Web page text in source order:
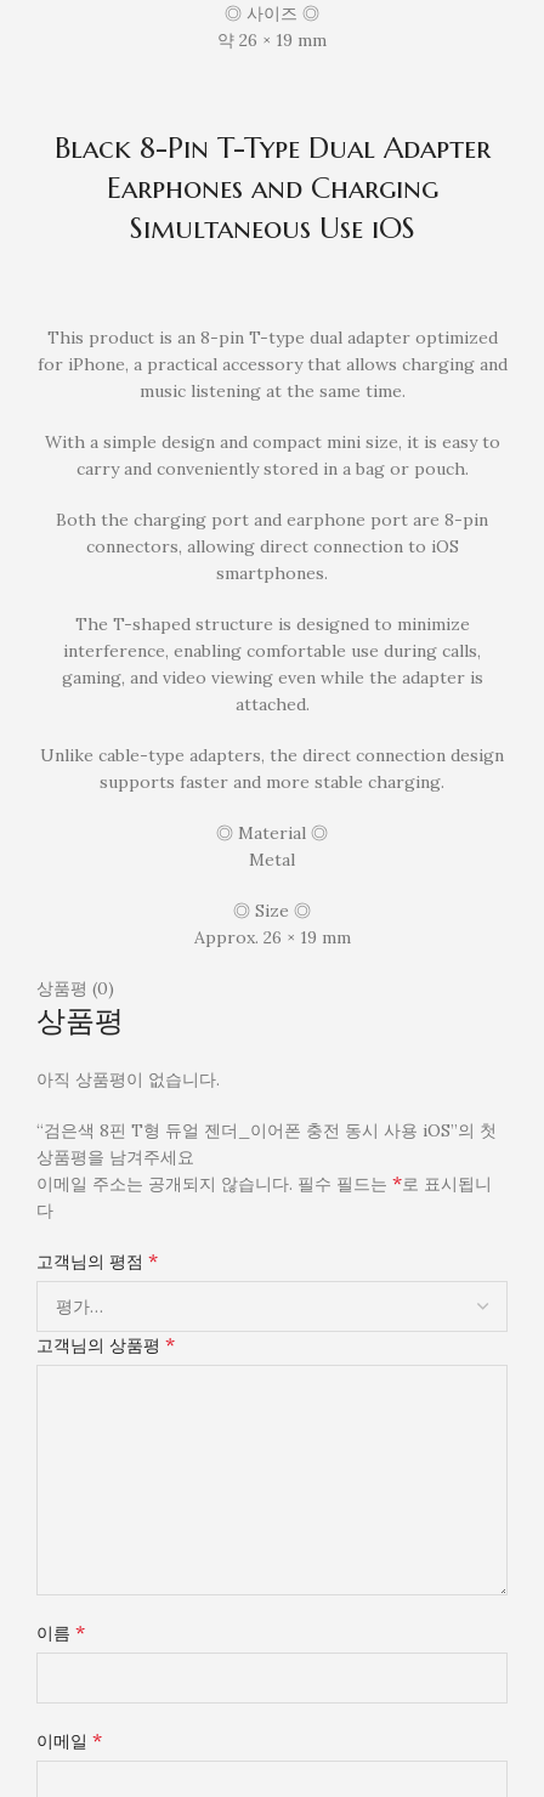
◎ 사이즈 ◎
약 26 × 19 mm
Black 8-Pin T-Type Dual Adapter
Earphones and Charging
Simultaneous Use iOS
This product is an 8-pin T-type dual adapter optimized
for iPhone, a practical accessory that allows charging and
music listening at the same time.
With a simple design and compact mini size, it is easy to
carry and conveniently stored in a bag or pouch.
Both the charging port and earphone port are 8-pin
connectors, allowing direct connection to iOS
smartphones.
The T-shaped structure is designed to minimize
interference, enabling comfortable use during calls,
gaming, and video viewing even while the adapter is
attached.
Unlike cable-type adapters, the direct connection design
supports faster and more stable charging.
◎ Material ◎
Metal
◎ Size ◎
Approx. 26 × 19 mm
상품평 (0)
상품평
아직 상품평이 없습니다.
“검은색 8핀 T형 듀얼 젠더_이어폰 충전 동시 사용 iOS”의 첫
상품평을 남겨주세요
이메일 주소는 공개되지 않습니다. 필수 필드는 *로 표시됩니
다
고객님의 평점 *
고객님의 상품평 *
이름 *
이메일 *